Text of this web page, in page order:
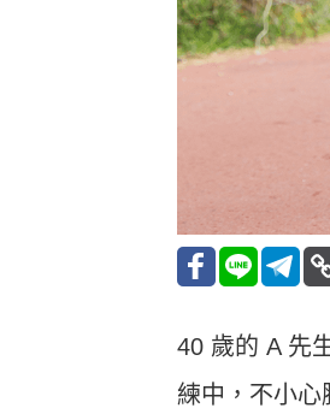
40 歲的 A 先
練中，不小心